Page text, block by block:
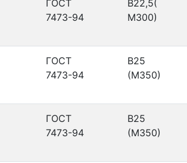
ГОСТ
7473-94
В22,5(
М300)
ГОСТ
7473-94
В25
(М350)
ГОСТ
7473-94
В25
(М350)